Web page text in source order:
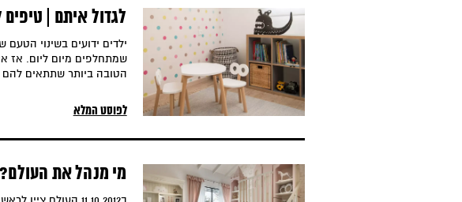
לגדול איתם | טיפים
ילדים ידועים בשינוי
שמתחלפים מיום ליום. אז
הטובה ביותר שתתאים להם
לפוסט המלא
מי מנהל את